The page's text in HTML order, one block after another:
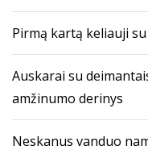
Pirmą kartą keliauji
Auskarai su
amžinumo derinys
Neskanus vanduo